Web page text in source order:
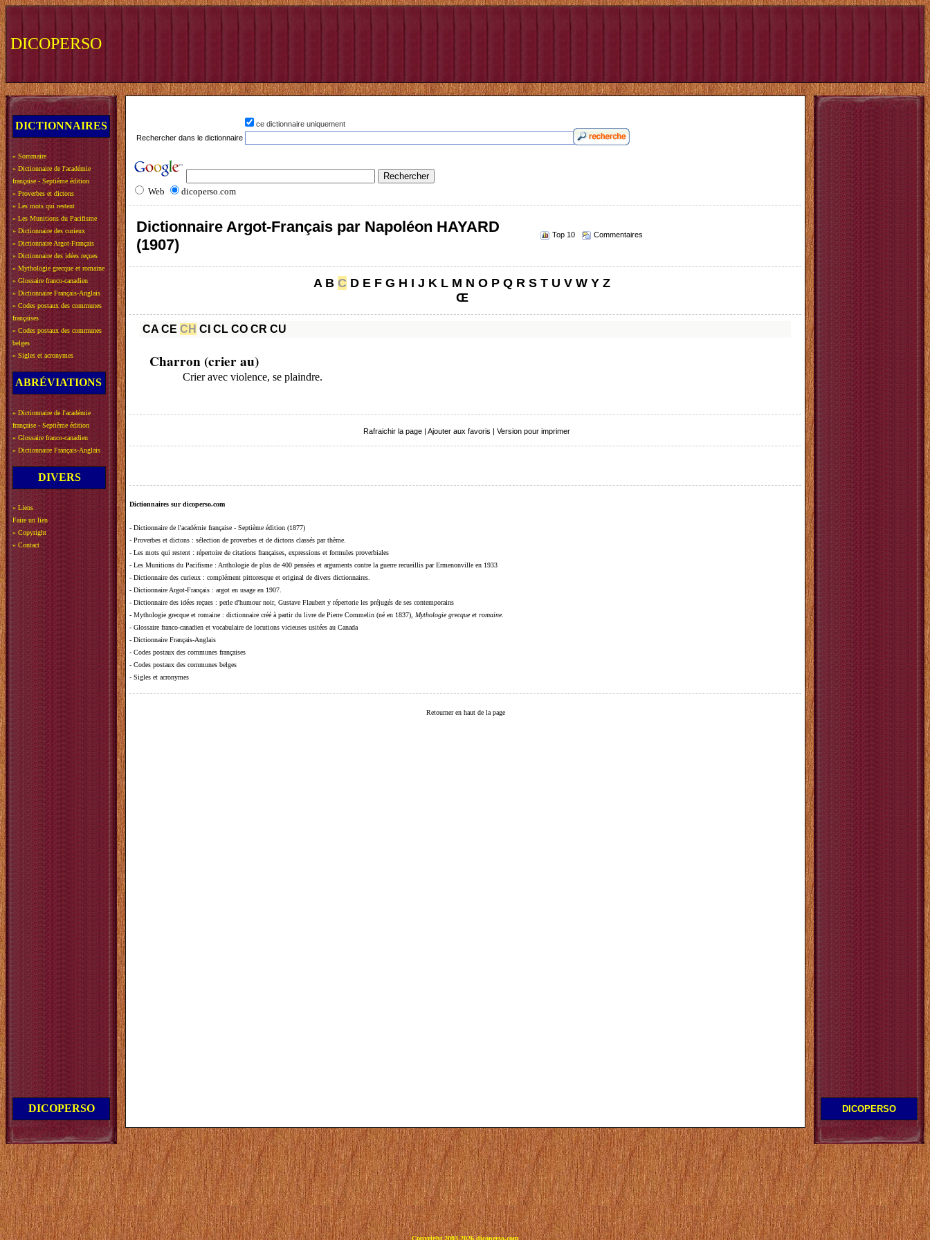
DICOPERSO
DICTIONNAIRES
» Sommaire
» Dictionnaire de l'académie
française - Septième édition
» Proverbes et dictons
» Les mots qui restent
» Les Munitions du Pacifisme
» Dictionnaire des curieux
» Dictionnaire Argot-Français
» Dictionnaire des idées reçues
» Mythologie grecque et romaine
» Glossaire franco-canadien
» Dictionnaire Français-Anglais
» Codes postaux des communes
françaises
» Codes postaux des communes
belges
» Sigles et acronymes
ABRÉVIATIONS
» Dictionnaire de l'académie
française - Septième édition
» Glossaire franco-canadien
» Dictionnaire Français-Anglais
DIVERS
» Liens
Faire un lien
» Copyright
» Contact
DICOPERSO
ce dictionnaire uniquement
Rechercher dans le dictionnaire
Web dicoperso.com
Dictionnaire Argot-Français par Napoléon HAYARD
(1907)
Top 10 Commentaires
A B C D E F G H I J K L M N O P Q R S T U V W Y Z
Œ
CA CE CH CI CL CO CR CU
Charron (crier au)
Crier avec violence, se plaindre.
Rafraichir la page | Ajouter aux favoris | Version pour imprimer
Dictionnaires sur dicoperso.com
- Dictionnaire de l'académie française - Septième édition (1877)
- Proverbes et dictons : sélection de proverbes et de dictons classés par thème.
- Les mots qui restent : répertoire de citations françaises, expressions et formules proverbiales
- Les Munitions du Pacifisme : Anthologie de plus de 400 pensées et arguments contre la guerre recueillis par Ermenonville en 1933
- Dictionnaire des curieux : complément pittoresque et original de divers dictionnaires.
- Dictionnaire Argot-Français : argot en usage en 1907.
- Dictionnaire des idées reçues : perle d'humour noir, Gustave Flaubert y répertorie les préjugés de ses contemporains
- Mythologie grecque et romaine : dictionnaire créé à partir du livre de Pierre Commelin (né en 1837), Mythologie grecque et romaine.
- Glossaire franco-canadien et vocabulaire de locutions vicieuses usitées au Canada
- Dictionnaire Français-Anglais
- Codes postaux des communes françaises
- Codes postaux des communes belges
- Sigles et acronymes
Retourner en haut de la page
DICOPERSO
Copyright 2003-2026 dicoperso.com